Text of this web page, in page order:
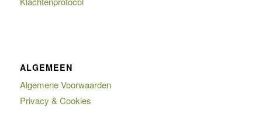
ALGEMEEN
Algemene Voorwaarden
Privacy & Cookies